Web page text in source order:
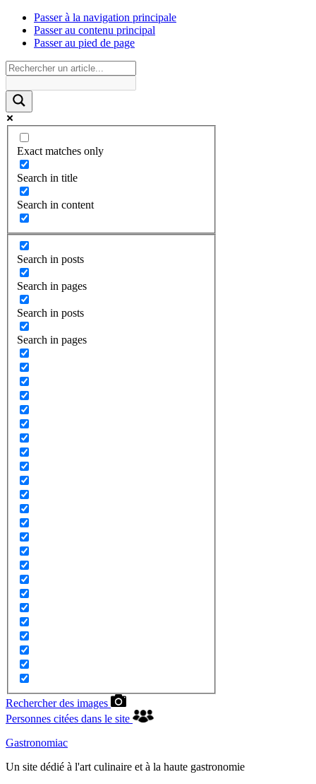
Passer à la navigation principale
Passer au contenu principal
Passer au pied de page
Exact matches only
Search in title
Search in content
Search in posts
Search in pages
Search in posts
Search in pages
Rechercher des images
Personnes citées dans le site
Gastronomiac
Un site dédié à l'art culinaire et à la haute gastronomie